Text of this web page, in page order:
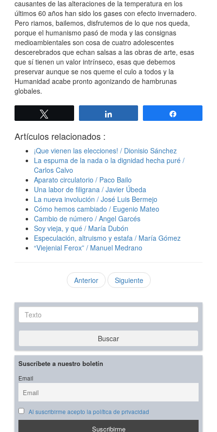
causantes de las alteraciones de la temperatura en los
últimos 60 años han sido los gases con efecto invernadero.
Pero riamos, bailemos, disfrutemos de lo que nos queda,
porque el humanismo pasó de moda y las consignas
medioambientales son cosa de cuatro adolescentes
descerebrados que echan salsas a las obras de arte, esas
que sí tienen un valor intrínseco, esas que debemos
preservar aunque se nos queme el culo a todos y la
Humanidad acabe pronto agonizando de hambrunas
globales.
Artículos relacionados :
¡Que vienen las elecciones! / Dionisio Sánchez
La espuma de la nada o la dignidad hecha puré /
Carlos Calvo
Aparato circulatorio / Paco Bailo
Una labor de filigrana / Javier Úbeda
La nueva involución / José Luis Bermejo
Cómo hemos cambiado / Eugenio Mateo
Cambio de número / Angel Garcés
Soy vieja, y qué / María Dubón
Especulación, altruismo y estafa / María Gómez
“Viejenial Ferox” / Manuel Medrano
Anterior Siguiente
Texto
Buscar
Suscríbete a nuestro boletín
Email
Al suscribirme acepto la política de privacidad